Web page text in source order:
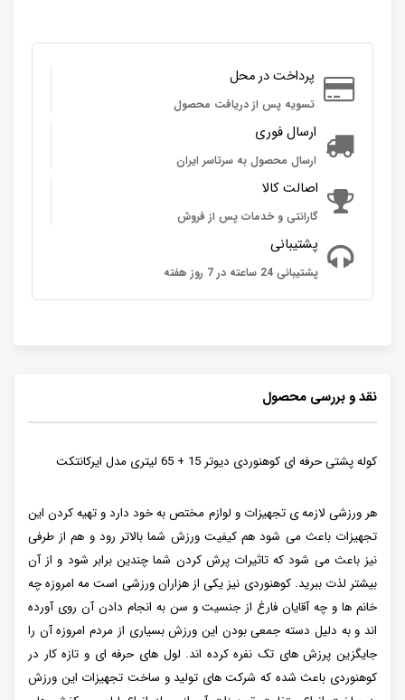
پرداخت در محل
تسویه پس از دریافت محصول
ارسال فوری
ارسال محصول به سرتاسر ایران
اصالت کالا
گارانتی و خدمات پس از فروش
پشتیبانی
پشتیبانی 24 ساعته در 7 روز هفته
نقد و بررسی محصول
کوله پشتی حرفه ای کوهنوردی دیوتر 15 + 65 لیتری مدل ایرکانتکت
هر ورزشی لازمه ی تجهیزات و لوازم مختص به خود دارد و تهیه کردن این
تجهیزات باعث می شود هم کیفیت ورزش شما بالاتر رود و هم از طرفی
نیز باعث می شود که تاثیرات پرش کردن شما چندین برابر شود و از آن
بیشتر لذت ببرید. کوهنوردی نیز یکی از هزاران ورزشی است مه امروزه چه
خانم ها و چه آقایان فارغ از جنسیت و سن به انجام دادن آن روی آورده
اند و به دلیل دسته جمعی بودن این ورزش بسیاری از مردم امروزه آن را
جایگزین پرزش های تک نفره کرده اند. لول های حرفه ای و تازه کار در
کوهنوردی باعث شده که شرکت های تولید و ساخت تجهیزات این ورزش